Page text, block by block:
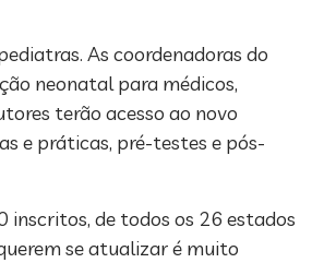
As coordenadoras do
neonatal para médicos,
terão acesso ao novo
e práticas, pré-testes e pós-
inscritos, de todos os 26 estados
se atualizar é muito